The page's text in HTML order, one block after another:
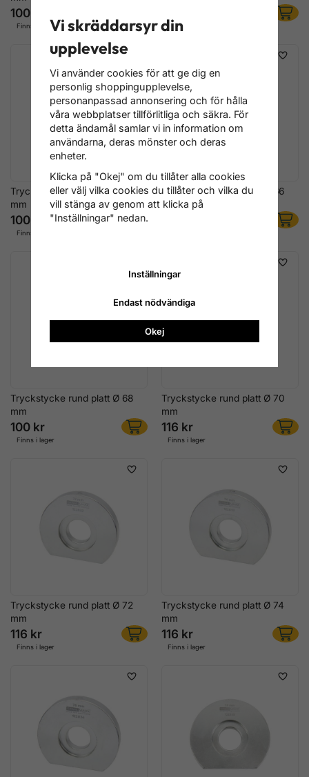
100 kr
Finns i lager Finns i lager
Tryckstycke rund platt Ø 64
mm
100 kr
Finns i lager
Tryckstycke rund platt Ø 66
mm
Tryckstycke rund platt Ø 68
mm
100 kr
Finns i lager
Tryckstycke rund platt Ø 70
mm
116 kr
Finns i lager
Tryckstycke rund platt Ø 72
mm
116 kr
Finns i lager
Tryckstycke rund platt Ø 74
mm
116 kr
Finns i lager
Vi skräddarsyr din
upplevelse
Vi använder cookies för att ge dig en
personlig shoppingupplevelse,
personanpassad annonsering och för hålla
våra webbplatser tillförlitliga och säkra. För
detta ändamål samlar vi in information om
användarna, deras mönster och deras
enheter.
Klicka på "Okej" om du tillåter alla cookies
eller välj vilka cookies du tillåter och vilka du
vill stänga av genom att klicka på
"Inställningar" nedan.
Inställningar
Endast nödvändiga
Okej